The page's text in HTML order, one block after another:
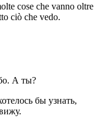
cose che vanno oltre
ciò che vedo.
А ты?
бы узнать,